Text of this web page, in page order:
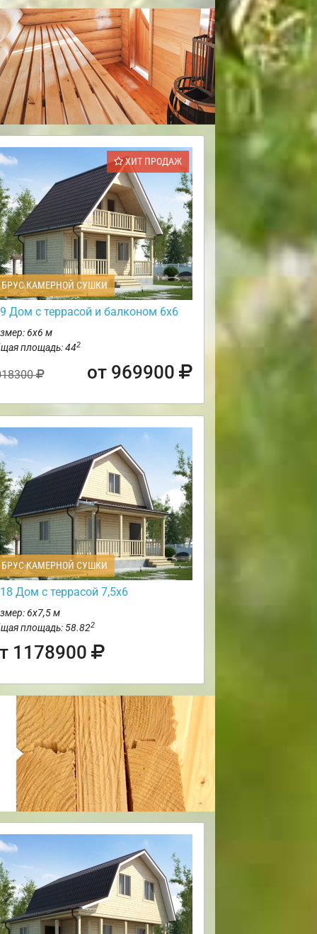
ХИТ ПРОДАЖ
КАМЕРНОЙ СУШКИ
Дом с террасой и балконом 6х6
6х6 м
площадь: 442
от 969900
КАМЕРНОЙ СУШКИ
Дом с террасой 7,5х6
6х7,5 м
площадь: 58.822
1178900